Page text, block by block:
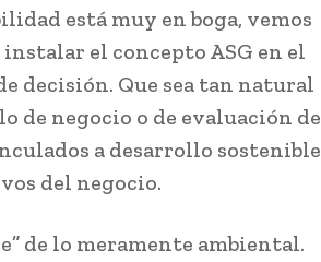
está muy en boga, vemos
el concepto ASG en el
decisión. Que sea tan natural
de negocio o de evaluación de
a desarrollo sostenible
del negocio.
de lo meramente ambiental.